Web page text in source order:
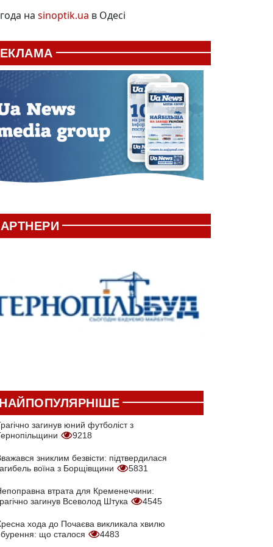
на sinoptik.ua в Одесі
загинув юний футболіст з
9218
зниклим безвісти: підтвердилася
воїна з Борщівщини
5831
втрата для Кременеччини:
загинув Всеволод Штука
4545
хода до Почаєва викликала хвилю
що сталося
4483